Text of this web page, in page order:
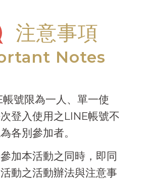
注意事項
Notes
號限為一人、單一使
登入使用之LINE帳號不
各別參加者。
加本活動之同時，即同
動之活動辦法與注意事